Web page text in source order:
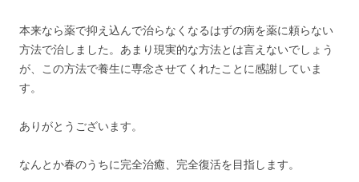
本来なら薬で抑え込んで治らなくなるはずの病を薬に頼らない
方法で治しました。あまり現実的な方法とは言えないでしょう
が、この方法で養生に専念させてくれたことに感謝していま
す。
ありがとうございます。
なんとか春のうちに完全治癒、完全復活を目指します。